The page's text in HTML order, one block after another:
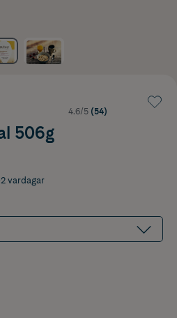
4.6/5 (54)
506g
vardagar